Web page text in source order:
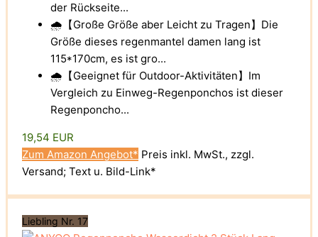
der Rückseite...
🌧️【Große Größe aber Leicht zu Tragen】Die
Größe dieses regenmantel damen lang ist
115*170cm, es ist gro...
🌧️【Geeignet für Outdoor-Aktivitäten】Im
Vergleich zu Einweg-Regenponchos ist dieser
Regenponcho...
19,54 EUR
Zum Amazon Angebot* Preis inkl. MwSt., zzgl.
Versand; Text u. Bild-Link*
Liebling Nr. 17